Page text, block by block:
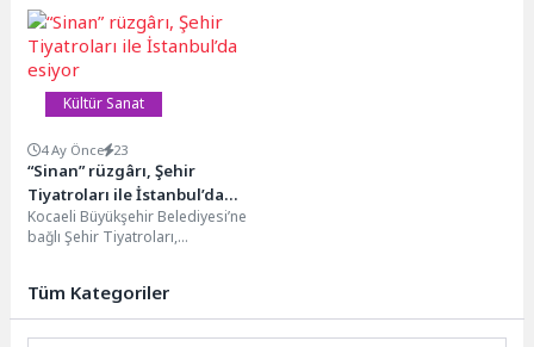
Hezarfenin İzleri” hakkında
konuşuldu. Serginin küratörü
Erkan Doğanay’ın...
Kültür Sanat
4 Ay Önce 23
“Sinan” rüzgârı, Şehir
Tiyatroları ile İstanbul’da
esiyor
Kocaeli Büyükşehir Belediyesi’ne
bağlı Şehir Tiyatroları,
“Sinan”...
Tüm Kategoriler